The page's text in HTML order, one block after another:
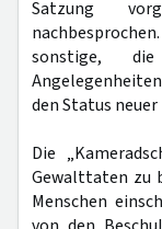
Satzung
sonstige, die
den Status
Die
Gewalttaten zu
Menschen